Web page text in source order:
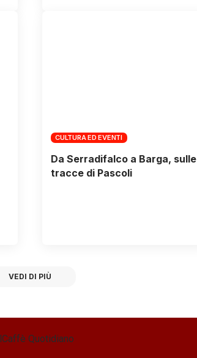
CULTURA ED EVENTI
Da Serradifalco a Barga, sulle
tracce di Pascoli
VEDI DI PIÙ